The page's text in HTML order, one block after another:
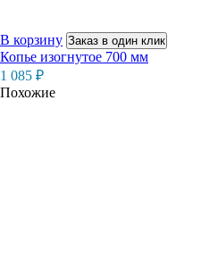
В корзину Заказ в один клик
Копье изогнутое 700 мм
1 085 ₽
Похожие